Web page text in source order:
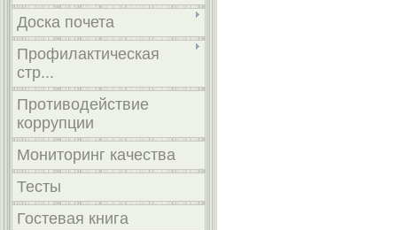
Доска почета
Профилактическая
стр...
Противодействие
коррупции
Мониторинг качества
Тесты
Гостевая книга